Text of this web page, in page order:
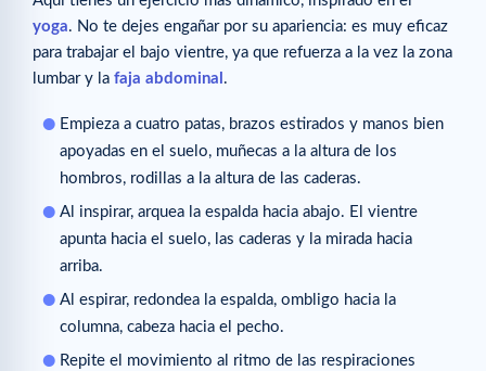
yoga. No te dejes engañar por su apariencia: es muy eficaz
para trabajar el bajo vientre, ya que refuerza a la vez la zona
lumbar y la faja abdominal .
Empieza a cuatro patas, brazos estirados y manos bien
apoyadas en el suelo, muñecas a la altura de los
hombros, rodillas a la altura de las caderas.
Al inspirar, arquea la espalda hacia abajo. El vientre
apunta hacia el suelo, las caderas y la mirada hacia
arriba.
Al espirar, redondea la espalda, ombligo hacia la
columna, cabeza hacia el pecho.
Repite el movimiento al ritmo de las respiraciones